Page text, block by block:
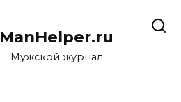
ManHelper.ru
Мужской журнал